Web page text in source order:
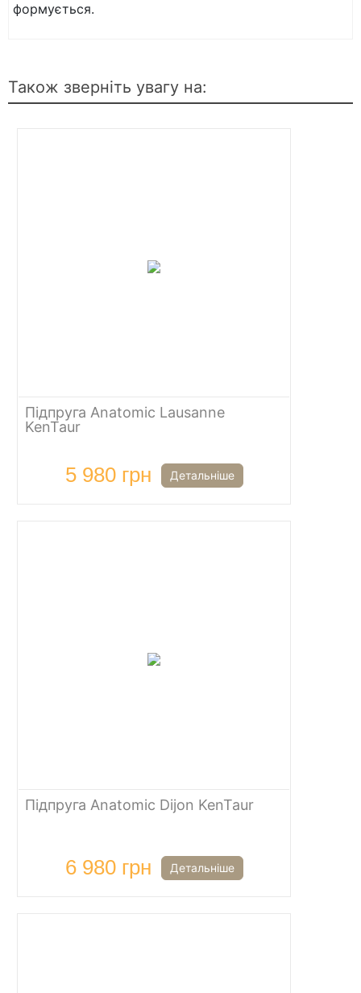
формується.
Також зверніть увагу на:
Підпруга Anatomic Lausanne
KenTaur
5 980 грн Детальніше
Підпруга Anatomic Dijon KenTaur
6 980 грн Детальніше